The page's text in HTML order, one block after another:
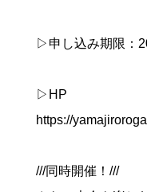
▷申し込み期限：
▷HP
https://
///同時開催！///